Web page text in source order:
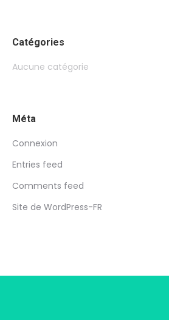
Catégories
Aucune catégorie
Méta
Connexion
Entries feed
Comments feed
Site de WordPress-FR